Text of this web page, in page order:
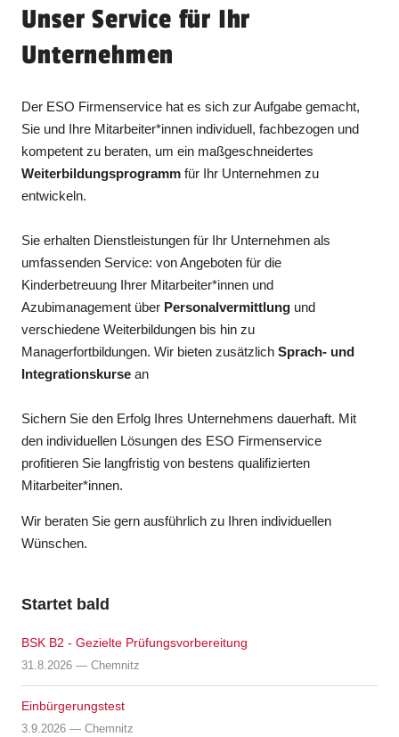
Unser Service für Ihr
Unternehmen
Der ESO Firmenservice hat es sich zur Aufgabe gemacht,
Sie und Ihre Mitarbeiter*innen individuell, fachbezogen und
kompetent zu beraten, um ein maßgeschneidertes
Weiterbildungsprogrammfür Ihr Unternehmen zu
entwickeln.
Sie erhalten Dienstleistungen für Ihr Unternehmen als
umfassenden Service: von Angeboten für die
Kinderbetreuung Ihrer Mitarbeiter*innen und
Azubimanagement über Personalvermittlung und
verschiedene Weiterbildungen bis hin zu
Managerfortbildungen. Wir bieten zusätzlichSprach- und
Integrationskurse an
Sichern Sie den Erfolg Ihres Unternehmens dauerhaft. Mit
den individuellen Lösungen des ESO Firmenservice
profitieren Sie langfristig von bestens qualifizierten
Mitarbeiter*innen.
Wir beraten Sie gern ausführlich zu Ihren individuellen
Wünschen.
Startet bald
BSK B2 - Gezielte Prüfungsvorbereitung
31.8.2026 — Chemnitz
Einbürgerungstest
3.9.2026 — Chemnitz